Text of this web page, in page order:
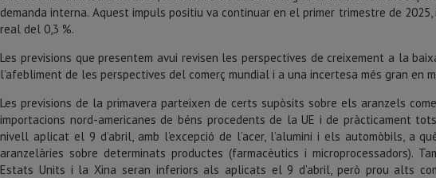
demanda interna. Aquest impuls positiu va continuar en el primer trimestre de
real del 0,3 %.
Les previsions que presentem avui revisen les perspectives de creixement a la
l’afebliment de les perspectives del comerç mundial i a una incertesa més gran en
Les previsions de la primavera parteixen de certs supòsits sobre els aranzels
importacions nord-americanes de béns procedents de la UE i de pràcticament
nivell aplicat el 9 d’abril, amb l’excepció de l’acer, l’alumini i els automòbils, a
aranzelàries sobre determinats productes (farmacèutics i microprocessadors).
Estats Units i la Xina seran inferiors als aplicats el 9 d’abril, però prou alts